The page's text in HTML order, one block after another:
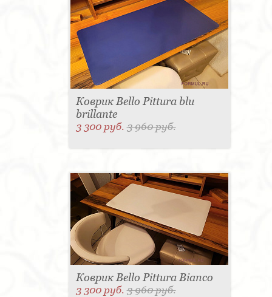
Коврик Bello Pittura blu
brillante
3 300 руб.3 960 руб.
Коврик Bello Pittura Bianco
3 300 руб.3 960 руб.